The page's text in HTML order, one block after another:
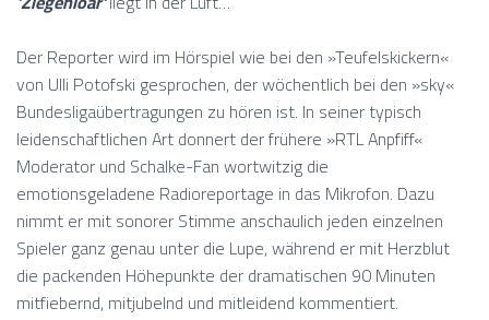
Der Reporter wird im Hörspiel wie bei den »Teufelskickern«
von Ulli Potofski gesprochen, der wöchentlich bei den »sky«
Bundesligaübertragungen zu hören ist. In seiner typisch
leidenschaftlichen Art donnert der frühere »RTL Anpfiff«
Moderator und Schalke-Fan wortwitzig die
emotionsgeladene Radioreportage in das Mikrofon. Dazu
nimmt er mit sonorer Stimme anschaulich jeden einzelnen
Spieler ganz genau unter die Lupe, während er mit Herzblut
die packenden Höhepunkte der dramatischen 90 Minuten
mitfiebernd, mitjubelnd und mitleidend kommentiert.